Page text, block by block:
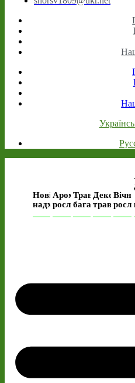
Нові
надходження
Ароматичні
рослини
Трав’янисті
багаторічні
трави